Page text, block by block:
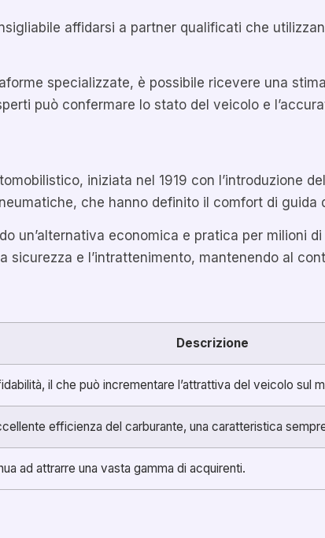
affidarsi a partner qualificati che
specializzate, è possibile ricevere una
può confermare lo stato del veicolo e
iniziata nel 1919 con l’introduzione
che hanno definito il comfort di guida
un’alternativa economica e pratica per milioni
e l’intrattenimento, mantenendo al
Descrizione
il che può incrementare l’attrattiva del veicolo sul
efficienza del carburante, una caratteristica
ad attrarre una vasta gamma di acquirenti.